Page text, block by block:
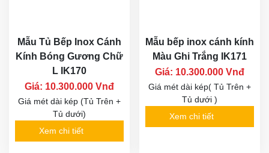
Mẫu Tủ Bếp Inox Cánh
Kính Bóng Gương Chữ
L IK170
Giá: 10.300.000 Vnđ
Giá mét dài kép (Tủ Trên +
Tủ dưới)
Xem chi tiết
Mẫu bếp inox cánh kính
Màu Ghi Trắng IK171
Giá: 10.300.000 Vnđ
Giá mét dài kép( Tủ Trên +
Tủ dưới )
Xem chi tiết